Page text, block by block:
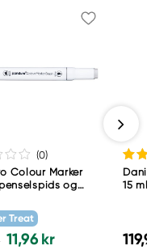
(0)
Colour Marker
og
Treat
11,96 kr
15